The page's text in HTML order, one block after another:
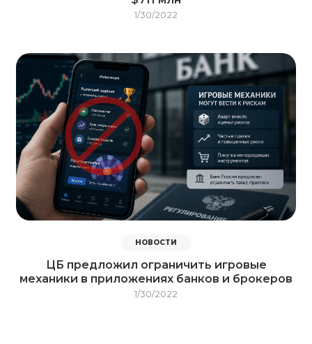
1/30/2022
НОВОСТИ
ЦБ предложил ограничить игровые
механики в приложениях банков и брокеров
1/30/2022